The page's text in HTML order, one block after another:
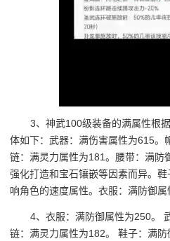
3、神武100级装备的满属性根
体如下：武器：满伤害属性为615。
链：满灵力属性为181。腰带：满防
强化打造和宝石镶嵌等因素而异。
响角色的速度属性。衣服：满防御属
4、衣服：满防御属性为250。
链：满灵力属性为182。 鞋子：满